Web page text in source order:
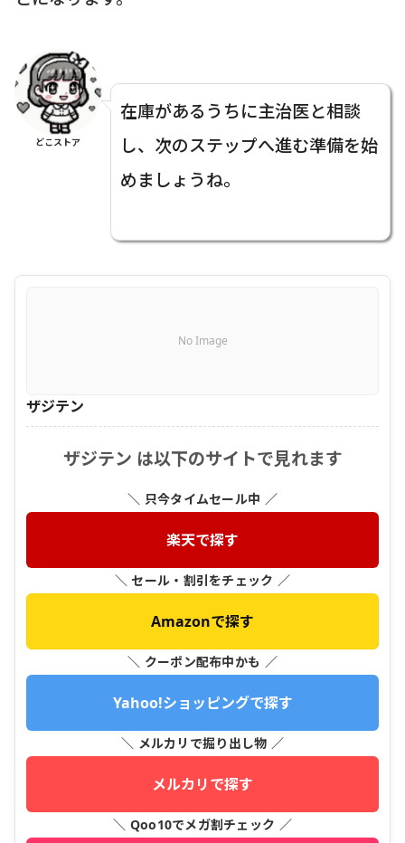
どこストア
在庫があるうちに主治医と相談
し、次のステップへ進む準備を始
めましょうね。
No Image
ザジテン
ザジテン は以下のサイトで見れます
＼ 只今タイムセール中 ／
楽天で探す
＼ セール・割引をチェック ／
Amazonで探す
＼ クーポン配布中かも ／
Yahoo!ショッピングで探す
＼ メルカリで掘り出し物 ／
メルカリで探す
＼ Qoo10でメガ割チェック ／